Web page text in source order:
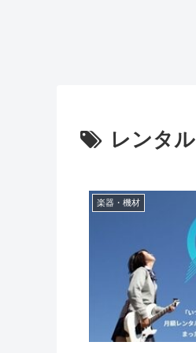
レンタル
楽器・機材